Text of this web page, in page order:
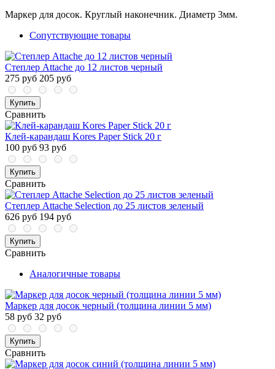
Маркер для досок. Круглый наконечник. Диаметр 3мм.
Сопутствующие товары
Степлер Attache до 12 листов черный
275 руб 205 руб
Купить
Сравнить
Клей-карандаш Kores Paper Stick 20 г
100 руб 93 руб
Купить
Сравнить
Степлер Attache Selection до 25 листов зеленый
626 руб 194 руб
Купить
Сравнить
Аналогичные товары
Маркер для досок черный (толщина линии 5 мм)
58 руб 32 руб
Купить
Сравнить